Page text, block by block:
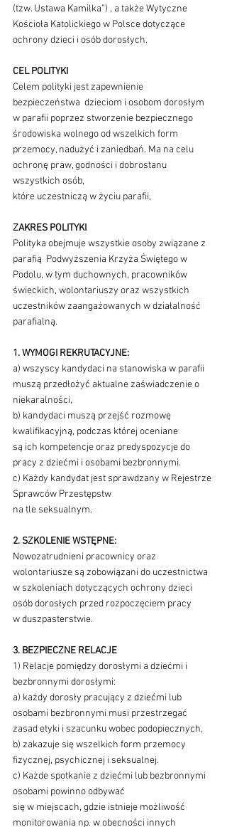
(tzw. Ustawa Kamilka”) , a także Wytyczne
Kościoła Katolickiego w Polsce dotyczące
ochrony dzieci i osób dorosłych.
CEL POLITYKI
Celem polityki jest zapewnienie
bezpieczeństwa  dzieciom i osobom dorosłym
w parafii poprzez stworzenie bezpiecznego
środowiska wolnego od wszelkich form
przemocy, nadużyć i zaniedbań. Ma na celu
ochronę praw, godności i dobrostanu
wszystkich osób,
które uczestniczą w życiu parafii,
ZAKRES POLITYKI
Polityka obejmuje wszystkie osoby związane z
parafią  Podwyższenia Krzyża Świętego w
Podolu, w tym duchownych, pracowników
świeckich, wolontariuszy oraz wszystkich
uczestników zaangażowanych w działalność
parafialną.
1. WYMOGI REKRUTACYJNE:
a) wszyscy kandydaci na stanowiska w parafii
muszą przedłożyć aktualne zaświadczenie o
niekaralności,
b) kandydaci muszą przejść rozmowę
kwalifikacyjną, podczas której oceniane
są ich kompetencje oraz predyspozycje do
pracy z dziećmi i osobami bezbronnymi.
c) Każdy kandydat jest sprawdzany w Rejestrze
Sprawców Przestępstw
na tle seksualnym.
2. SZKOLENIE WSTĘPNE:
Nowozatrudnieni pracownicy oraz
wolontariusze są zobowiązani do uczestnictwa
w szkoleniach dotyczących ochrony dzieci
osób dorosłych przed rozpoczęciem pracy
w duszpasterstwie.
3. BEZPIECZNE RELACJE
1) Relacje pomiędzy dorosłymi a dziećmi i
bezbronnymi dorosłymi:
a) każdy dorosły pracujący z dziećmi lub
osobami bezbronnymi musi przestrzegać
zasad etyki i szacunku wobec podopiecznych,
b) zakazuje się wszelkich form przemocy
fizycznej, psychicznej i seksualnej.
c) Każde spotkanie z dziećmi lub bezbronnymi
osobami powinno odbywać
się w miejscach, gdzie istnieje możliwość
monitorowania np. w obecności innych